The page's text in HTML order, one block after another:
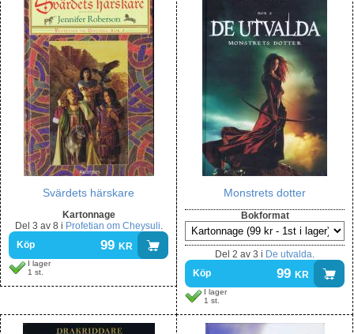
Svärdets härskare
Kartonnage
Del 3 av 8 i Profetian om Cheysuli.
Köp
99 kr
I lager
1 st.
Monstrets dotter
Bokformat
Del 2 av 3 i De utvalda.
Köp
99 kr
I lager
1 st.